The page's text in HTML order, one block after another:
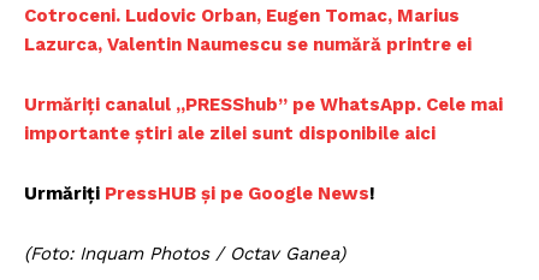
Cotroceni. Ludovic Orban, Eugen Tomac, Marius
Lazurca, Valentin Naumescu se numără printre ei
Urmăriți canalul „PRESShub” pe WhatsApp. Cele mai
importante știri ale zilei sunt disponibile aici
Urmăriți PressHUB și pe Google News!
(Foto: Inquam Photos / Octav Ganea)